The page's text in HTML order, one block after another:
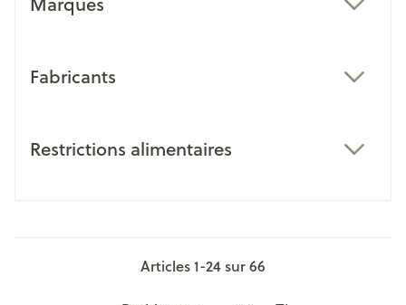
Fabricants
Restrictions alimentaires
Articles1-24sur66